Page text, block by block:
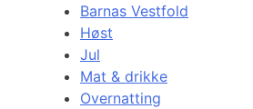
Barnas Vestfold
Høst
Jul
Mat & drikke
Overnatting